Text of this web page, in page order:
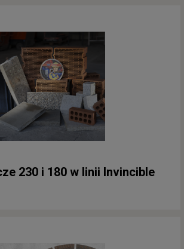
230 i 180 w linii Invincible